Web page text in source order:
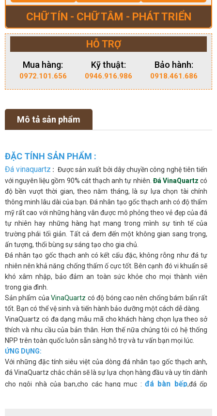
CHỮ TÍN - CHỮ TÂM - PHÁT TRIỂN
HỖ TRỢ
Mua hàng:
0972.101.656
Kỹ thuật:
0946.916.986
Bảo hành:
0918.461.686
Mô tả sản phẩm
ĐẶC TÍNH SẢN PHẨM :
Đá vinaquartz : Được sản xuất bởi dây chuyền công nghệ tiên tiến
với nguyên liệu gồm 90% cát thạch anh tự nhiên. Đá VinaQuartz có
độ bền vượt thời gian, theo năm tháng, là sự lựa chọn tài chính
thông minh lâu dài của bạn. Đá nhân tạo gốc thạch anh có độ thẩm
mỹ rất cao với những hàng vân được mô phỏng theo vẻ đẹp của đá
tự nhiên hay những hàng hạt mang trong mình sự tinh tế của
trường phái tối giản. Tất cả đem đến một không gian sang trọng,
ấn tượng, thổi bùng sự sáng tạo cho gia chủ.
Đá nhân tạo gốc thạch anh có kết cấu đặc, không rỗng như đá tự
nhiên nên khả năng chống thấm ố cực tốt. Bên cạnh đó vi khuẩn sẽ
khó xâm nhập, bảo đảm an toàn sức khỏe cho mọi thành viên
trong gia đình.
Sản phẩm củaVinaQuartz có độ bóng cao nên chống bám bẩn rất
tốt. Bạn có thể vệ sinh và tiến hành bảo dưỡng một cách dễ dàng.
VinaQuartz có đa dạng mẫu mã cho khách hàng chọn lựa theo sở
thích và nhu cầu của bản thân. Hơn thế nữa chúng tôi có hệ thống
NPP trên toàn quốc luôn sẵn sàng hỗ trợ và tư vấn bạn mọi lúc.
ỨNG DỤNG:
Với những đặc tính siêu việt của dòng đá nhân tạo gốc thạch anh,
đá VinaQuartz chắc chắn sẽ là sự lựa chọn hàng đầu và uy tín dành
cho ngôi nhà của bạn,cho các hạng mục : đá bàn bếp,đá ốp